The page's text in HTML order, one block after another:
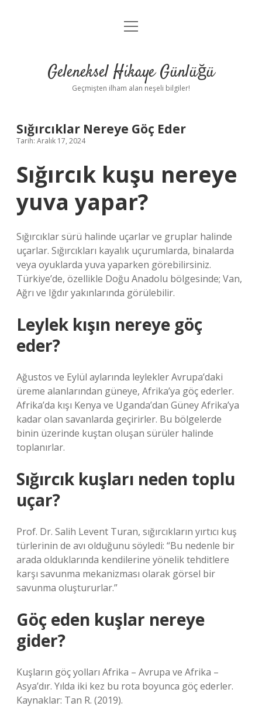
Anasayfa
Yasal Uyarı
menüyü
Geleneksel Hikaye Günlüğü
Geçmişten ilham alan neşeli bilgiler!
Sığırcıklar Nereye Göç Eder
Tarih: Aralık 17, 2024
Sığırcık kuşu nereye
yuva yapar?
Sığırcıklar sürü halinde uçarlar ve gruplar halinde
uçarlar. Sığırcıkları kayalık uçurumlarda, binalarda
veya oyuklarda yuva yaparken görebilirsiniz.
Türkiye’de, özellikle Doğu Anadolu bölgesinde; Van,
Ağrı ve Iğdır yakınlarında görülebilir.
Leylek kışın nereye göç
eder?
Ağustos ve Eylül aylarında leylekler Avrupa’daki
üreme alanlarından güneye, Afrika’ya göç ederler.
Afrika’da kışı Kenya ve Uganda’dan Güney Afrika’ya
kadar olan savanlarda geçirirler. Bu bölgelerde
binin üzerinde kuştan oluşan sürüler halinde
toplanırlar.
Sığırcık kuşları neden toplu
uçar?
Prof. Dr. Salih Levent Turan, sığırcıkların yırtıcı kuş
türlerinin de avı olduğunu söyledi: “Bu nedenle bir
arada olduklarında kendilerine yönelik tehditlere
karşı savunma mekanizması olarak görsel bir
savunma oluştururlar.”
Göç eden kuşlar nereye
gider?
Kuşların göç yolları Afrika – Avrupa ve Afrika –
Asya’dır. Yılda iki kez bu rota boyunca göç ederler.
Kaynaklar: Tan R. (2019).